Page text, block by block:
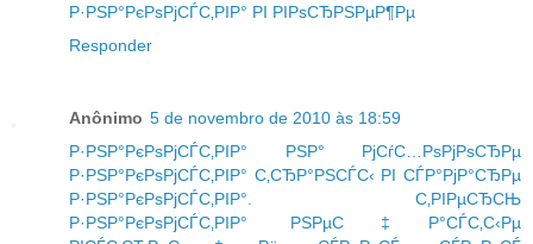
Р·РЅР°РєРѕРјСЃС‚РІР° РІ РІРѕСЂРЅРµР¶Рµ
Responder
Anônimo 5 de novembro de 2010 às 18:59
Р·РЅР°РєРѕРјСЃС‚РІР° РЅР° РјСѓС…РѕРјРѕСЂРµ
Р·РЅР°РєРѕРјСЃС‚РІР° С‚СЂР°РЅСЃС‹ РІ СЃР°РјР°СЂРµ
Р·РЅР°РєРѕРјСЃС‚РІР°. С‚РІРµСЂСЊ
Р·РЅР°РєРѕРјСЃС‚РІР° РЅРµС‡Р°СЃС‚С‹Рµ